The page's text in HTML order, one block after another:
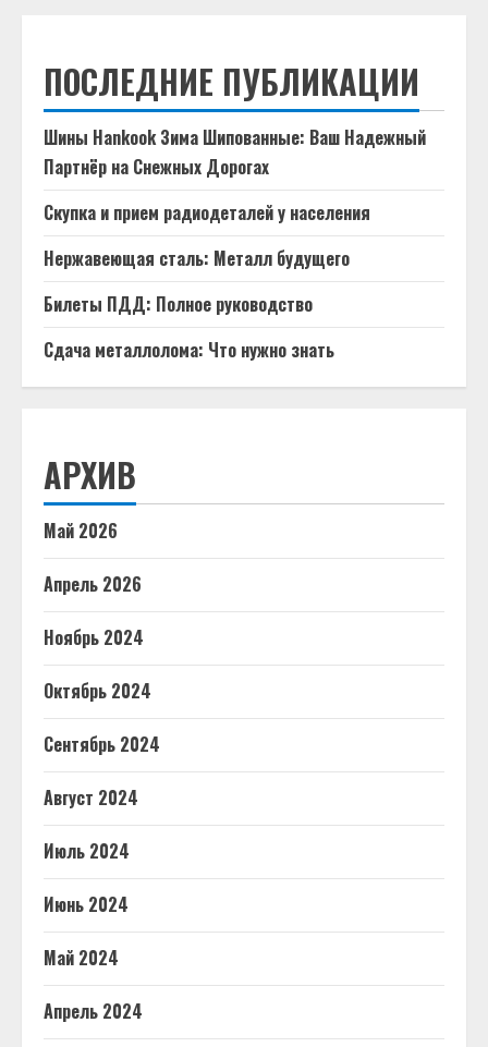
ПОСЛЕДНИЕ ПУБЛИКАЦИИ
Шины Hankook Зима Шипованные: Ваш Надежный
Партнёр на Снежных Дорогах
Скупка и прием радиодеталей у населения
Нержавеющая сталь: Металл будущего
Билеты ПДД: Полное руководство
Сдача металлолома: Что нужно знать
АРХИВ
Май 2026
Апрель 2026
Ноябрь 2024
Октябрь 2024
Сентябрь 2024
Август 2024
Июль 2024
Июнь 2024
Май 2024
Апрель 2024